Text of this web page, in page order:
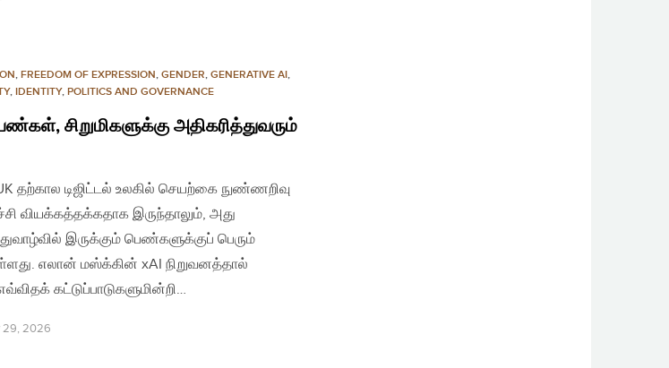
, FREEDOM OF EXPRESSION, GENDER, GENERATIVE AI,
, IDENTITY, POLITICS AND GOVERNANCE
சிறுமிகளுக்கு அதிகரித்துவரும்
தற்கால டிஜிட்டல் உலகில் செயற்கை நுண்ணறிவு
வியக்கத்தக்கதாக இருந்தாலும், அது
இருக்கும் பெண்களுக்குப் பெரும்
எலான் மஸ்க்கின் xAI நிறுவனத்தால்
கட்டுப்பாடுகளுமின்றி…
29, 2026